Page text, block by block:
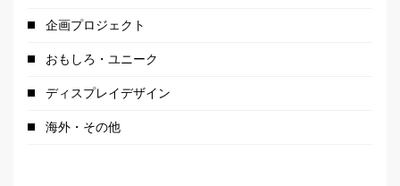
企画プロジェクト
おもしろ・ユニーク
ディスプレイデザイン
海外・その他